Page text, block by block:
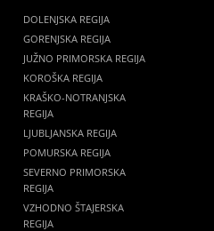
DOLENJSKA REGIJA
GORENJSKA REGIJA
JUŽNO PRIMORSKA REGIJA
KOROŠKA REGIJA
KRAŠKO-NOTRANJSKA
REGIJA
LJUBLJANSKA REGIJA
POMURSKA REGIJA
SEVERNO PRIMORSKA
REGIJA
VZHODNO ŠTAJERSKA
REGIJA